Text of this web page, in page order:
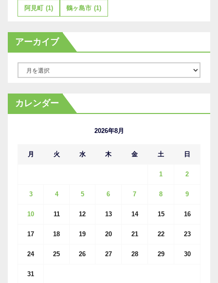
阿見町 (1) 鶴ヶ島市 (1)
アーカイブ
カ
イ
カレンダー
2026年8月
月 火 水 木 金 土 日
1 2
3 4 5 6 7 8 9
10 11 12 13 14 15 16
17 18 19 20 21 22 23
24 25 26 27 28 29 30
31